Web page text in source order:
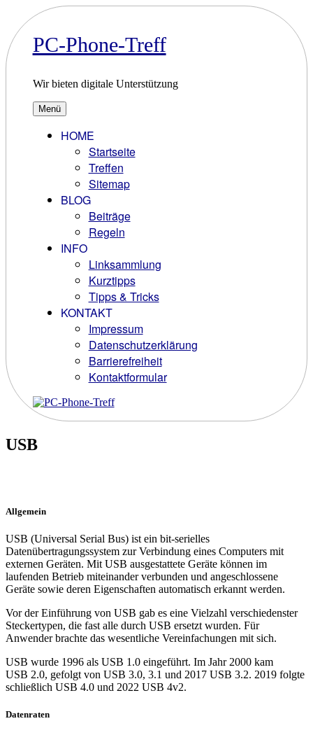
Inhalt
springenPC-Phone-Treff
Wir bieten digitale Unterstützung
Menü
HOME
Startseite
Treffen
Sitemap
BLOG
Beiträge
Regeln
INFO
Linksammlung
Kurztipps
Tipps & Tricks
KONTAKT
Impressum
Datenschutzerklärung
Barrierefreiheit
Kontaktformular
USB
Allgemein
USB (Universal Serial Bus) ist ein bit-serielles
Datenübertragungssystem zur Verbindung eines Computers mit
externen Geräten. Mit USB ausgestattete Geräte können im
laufenden Betrieb miteinander verbunden und angeschlossene
Geräte sowie deren Eigenschaften automatisch erkannt werden.
Vor der Einführung von USB gab es eine Vielzahl verschiedenster
Steckertypen, die fast alle durch USB ersetzt wurden. Für
Anwender brachte das wesentliche Vereinfachungen mit sich.
USB wurde 1996 als USB 1.0 eingeführt. Im Jahr 2000 kam
USB 2.0, gefolgt von USB 3.0, 3.1 und 2017 USB 3.2. 2019 folgte
schließlich USB 4.0 und 2022 USB 4v2.
Datenraten